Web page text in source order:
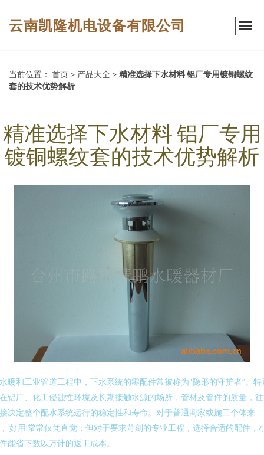
云南凯隆机电设备有限公司
当前位置： 首页 > 产品大全 > 精准选择下水材料 铝厂专用镀铜螺纹
套的技术优势解析
精准选择下水材料 铝厂专用
镀铜螺纹套的技术优势解析
暖和工业管道工程中，下水系统的零配件常被称为“隐形的守护者”。特
铝厂、化工侵蚀性环境及长期接触水源的场所，管材及管件的质量，
决定整个配水系统运行的稳定性和寿命。对于普通商家或施工个体来
‘好用’常常仅凭直觉；但对于要求苛刻的专业工程，选择合适的配件，
能省下数以万计的返工成本。